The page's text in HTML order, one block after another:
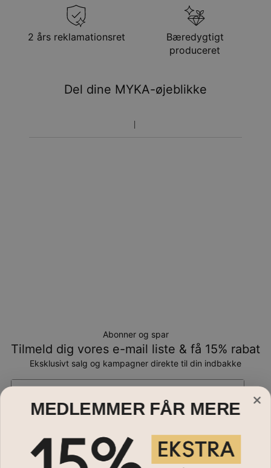
Gratis levering
tor. 20. aug. - fre. 21.
Hastelevering
tir. 11. aug. - tor. 13.
aug.
Du vil ikke blive opkrævet yderligere afgifter.
Vær opmærksom på at tidsperioden nævnt ovenfor er
2 års reklamationsret
Bæredygtigt
produceret
Del dine MYKA-øjeblikke
Abonner og spar
Tilmeld dig vores e-mail liste & få 15% rabat
Eksklusivt salg og kampagner direkte til din indbakke
Smykker
MEDLEMMER FÅR MERE